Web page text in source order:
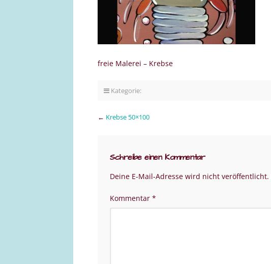
freie Malerei – Krebse
Kategorie:
← Krebse 50×100
Schreibe einen Kommentar
Deine E-Mail-Adresse wird nicht veröffentlicht.
Kommentar *